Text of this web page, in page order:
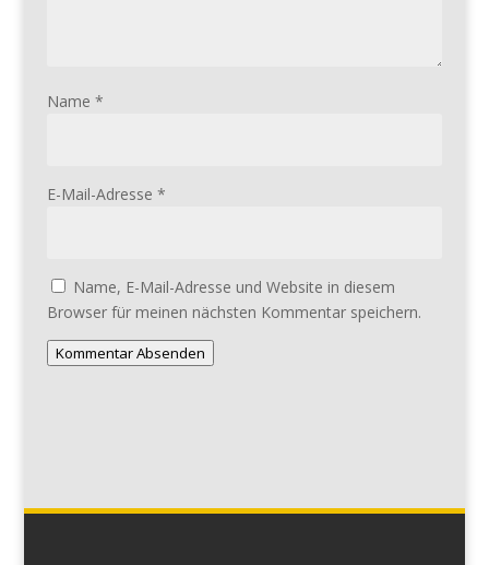
Name *
E-Mail-Adresse *
Name, E-Mail-Adresse und Website in diesem
Browser für meinen nächsten Kommentar speichern.
Kommentar Absenden